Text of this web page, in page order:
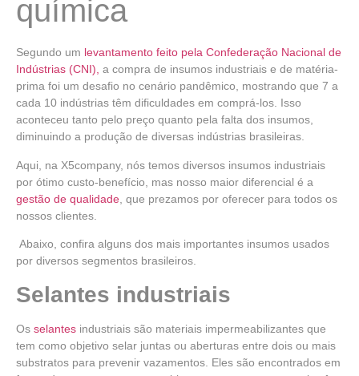
química
Segundo um levantamento feito pela Confederação Nacional de
Indústrias (CNI), a compra de insumos industriais e de matéria-
prima foi um desafio no cenário pandêmico, mostrando que 7 a
cada 10 indústrias têm dificuldades em comprá-los. Isso
aconteceu tanto pelo preço quanto pela falta dos insumos,
diminuindo a produção de diversas indústrias brasileiras.
Aqui, na X5company, nós temos diversos insumos industriais
por ótimo custo-benefício, mas nosso maior diferencial é a
gestão de qualidade , que prezamos por oferecer para todos os
nossos clientes.
Abaixo, confira alguns dos mais importantes insumos usados
por diversos segmentos brasileiros.
Selantes industriais
Os selantes industriais são materiais impermeabilizantes que
tem como objetivo selar juntas ou aberturas entre dois ou mais
substratos para prevenir vazamentos. Eles são encontrados em